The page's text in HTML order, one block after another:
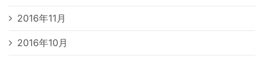
2016年11月
2016年10月